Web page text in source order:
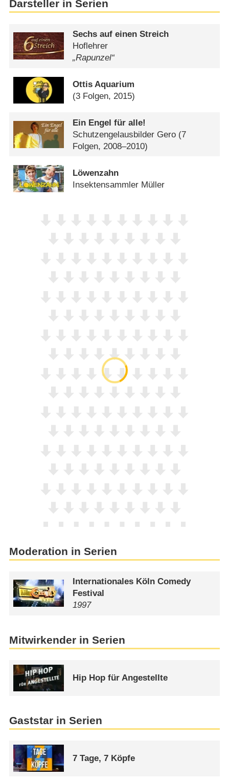
Darsteller in Serien
Sechs auf einen Streich
Hoflehrer
„Rapunzel“
Ottis Aquarium
(3 Folgen, 2015)
Ein Engel für alle!
Schutzengelausbilder Gero (7
Folgen, 2008–2010)
Löwenzahn
Insektensammler Müller
Moderation in Serien
Internationales Köln Comedy
Festival
1997
Mitwirkender in Serien
Hip Hop für Angestellte
Gaststar in Serien
7 Tage, 7 Köpfe